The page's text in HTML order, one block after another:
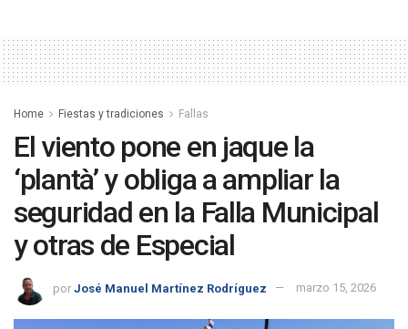
Home Fiestas y tradiciones Fallas
El viento pone en jaque la
‘plantà’ y obliga a ampliar la
seguridad en la Falla Municipal
y otras de Especial
por José Manuel Martínez Rodríguez marzo 15, 2026